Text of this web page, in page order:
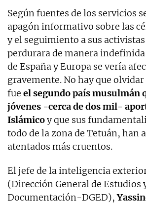
Según fuentes de los servicios
apagón informativo sobre las
y el seguimiento a sus
perdurara de manera
de España y Europa se vería
gravemente. No hay que
fue el segundo país musulmán
jóvenes -cerca de dos mil-
Islámicoy que sus
todo de la zona de Tetuán, han
atentados más cruentos.
El jefe de la inteligencia
(Dirección General de Estudios
Documentación-DGED),